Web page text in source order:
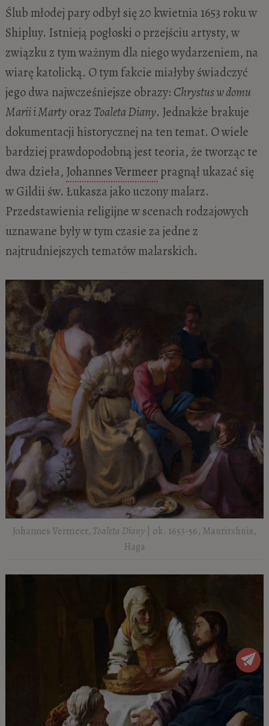
Ślub młodej pary odbył się 20 kwietnia 1653 roku w
Shipluy. Istnieją pogłoski o przejściu artysty, w
związku z tym ważnym dla niego wydarzeniem, na
wiarę katolicką. O tym fakcie miałyby świadczyć
jego dwa najwcześniejsze obrazy: Chrystus w domu
Marii i Martyoraz Toaleta Diany. Jednakże brakuje
dokumentacji historycznej na ten temat. O wiele
bardziej prawdopodobną jest teoria, że tworząc te
dwa dzieła, Johannes Vermeer pragnął ukazać się
w Gildii św. Łukasza jako uczony malarz.
Przedstawienia religijne w scenach rodzajowych
uznawane były w tym czasie za jedne z
najtrudniejszych tematów malarskich.
Johannes Vermeer, Toaleta Diany | ok. 1653-56, Mauritshuis,
Haga